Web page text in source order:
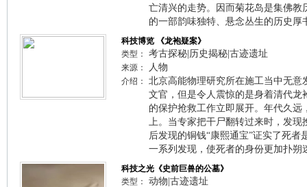
亡清兴的走势。因而菊花岛是集佛教
的一部韵味独特、悬念丛生的历史厚
科技博览 《龙袍疑案》
类型：
考古探秘|历史揭秘|古迹遗址
来源： 人物
介绍：
北京高能物理研究所在施工当中无意
文官，但是令人震惊的是身着清代龙
的保护抢救工作立即展开。年代久远
上。当专家把干尸翻转过来时，发现
后发现的铜钱“康熙通宝”证实了死者
一系列发现，使死者的身份更加扑朔
科技之光《史前巨兽的公墓》
类型：
动物|古迹遗址